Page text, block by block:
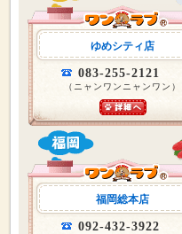
ゆめシティ店
083-255-2121
（ニャンワンニャンワン）
福岡総本店
092-432-3922